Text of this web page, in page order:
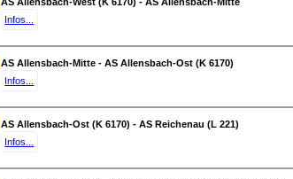
Infos...
AS Allensbach-Mitte - AS Allensbach-Ost (K 6170)
Infos...
AS Allensbach-Ost (K 6170) - AS Reichenau (L 221)
Infos...